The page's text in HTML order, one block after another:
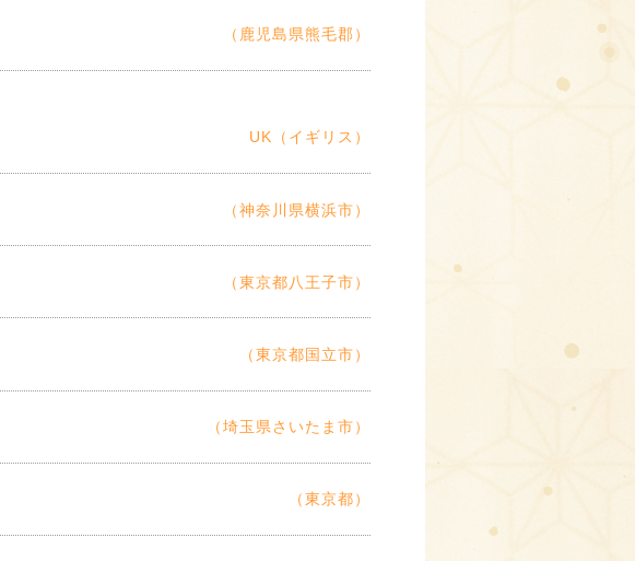
（鹿児島県熊毛郡）
UK（イギリス）
（神奈川県横浜市）
（東京都八王子市）
（東京都国立市）
（埼玉県さいたま市）
（東京都）